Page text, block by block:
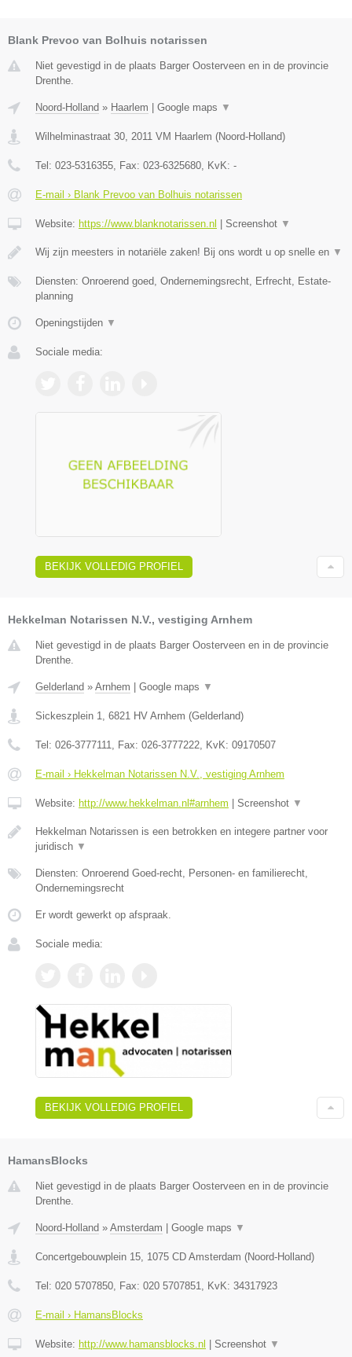
Blank Prevoo van Bolhuis notarissen
Niet gevestigd in de plaats Barger Oosterveen en in de provincie
Drenthe.
Noord-Holland » Haarlem Google maps ▼
Wilhelminastraat 30 2011 VM Haarlem (Noord-Holland)
Tel: 023-5316355 , Fax: 023-6325680 , KvK: -
E-mail › Blank Prevoo van Bolhuis notarissen
Website: https://www.blanknotarissen.nl Screenshot ▼
Wij zijn meesters in notariële zaken! Bij ons wordt u op snelle en ▼
Diensten: Onroerend goed, Ondernemingsrecht, Erfrecht, Estate-
planning
Openingstijden ▼
Sociale media:
BEKIJK VOLLEDIG PROFIEL
Hekkelman Notarissen N.V., vestiging Arnhem
Niet gevestigd in de plaats Barger Oosterveen en in de provincie
Drenthe.
Gelderland » Arnhem | Google maps ▼
Sickeszplein 1 6821 HV Arnhem (Gelderland)
Tel: 026-3777111 , Fax: 026-3777222 , KvK: 09170507
E-mail › Hekkelman Notarissen N.V., vestiging Arnhem
Website: http://www.hekkelman.nl#arnhem | Screenshot ▼
Hekkelman Notarissen is een betrokken en integere partner voor
juridisch ▼
Diensten: Onroerend Goed-recht, Personen- en familierecht,
Ondernemingsrecht
Er wordt gewerkt op afspraak.
Sociale media:
BEKIJK VOLLEDIG PROFIEL
HamansBlocks
Niet gevestigd in de plaats Barger Oosterveen en in de provincie
Drenthe.
Noord-Holland » Amsterdam Google maps ▼
Concertgebouwplein 15 1075 CD Amsterdam (Noord-Holland)
Tel: 020 5707850 , Fax: 020 5707851 , KvK: 34317923
E-mail › HamansBlocks
Website: http://www.hamansblocks.nl Screenshot ▼